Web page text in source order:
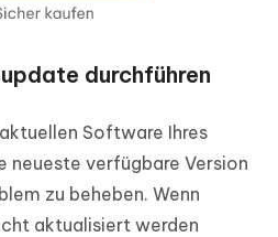
durchführen
Software Ihres
neueste verfügbare Version
zu beheben. Wenn
aktualisiert werden